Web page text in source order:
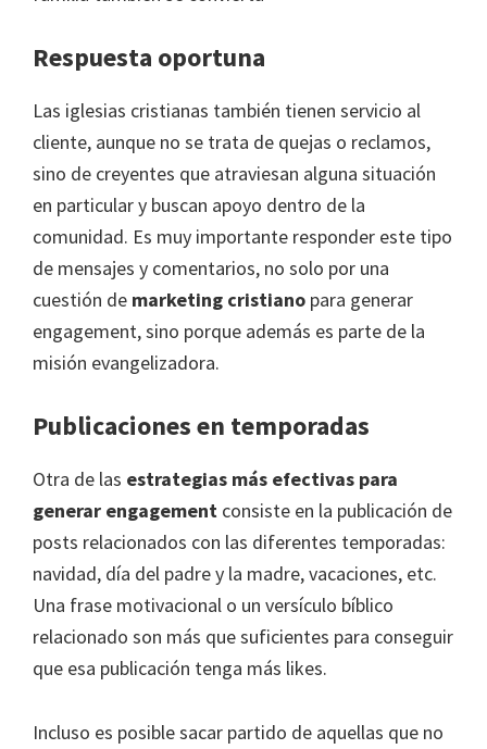
Respuesta oportuna
Las iglesias cristianas también tienen servicio al
cliente, aunque no se trata de quejas o reclamos,
sino de creyentes que atraviesan alguna situación
en particular y buscan apoyo dentro de la
comunidad. Es muy importante responder este tipo
de mensajes y comentarios, no solo por una
cuestión de marketing cristiano para generar
engagement, sino porque además es parte de la
misión evangelizadora.
Publicaciones en temporadas
Otra de las estrategias más efectivas para
generar engagement consiste en la publicación de
posts relacionados con las diferentes temporadas:
navidad, día del padre y la madre, vacaciones, etc.
Una frase motivacional o un versículo bíblico
relacionado son más que suficientes para conseguir
que esa publicación tenga más likes.
Incluso es posible sacar partido de aquellas que no